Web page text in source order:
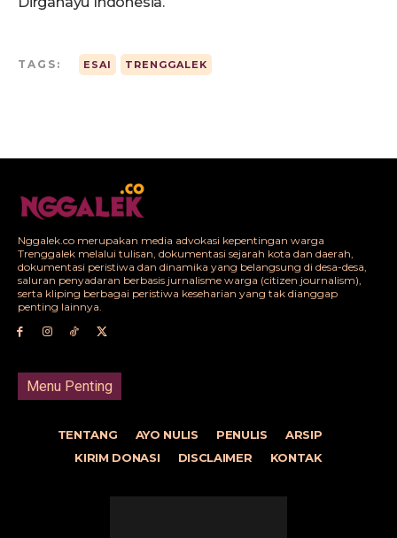
TAGS: ESAI TRENGGALEK
Nggalek.co merupakan media advokasi kepentingan warga
Trenggalek melalui tulisan, dokumentasi sejarah kota dan daerah,
dokumentasi peristiwa dan dinamika yang belangsung di desa-desa,
saluran penyadaran berbasis jurnalisme warga (citizen journalism),
serta kliping berbagai peristiwa keseharian yang tak dianggap
penting lainnya.
Menu Penting
TENTANG AYO NULIS PENULIS
ARSIP
KIRIM DONASI
DISCLAIMER KONTAK